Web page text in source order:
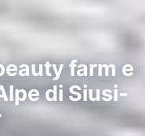
farm e
di Siusi-